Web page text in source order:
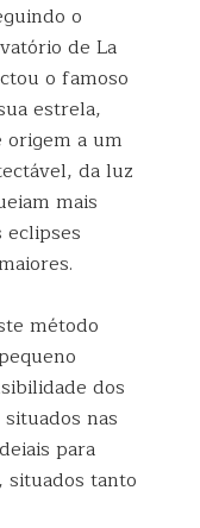
o
de La
o famoso
estrela,
a um
da luz
mais
método
dos
nas
para
situados tanto